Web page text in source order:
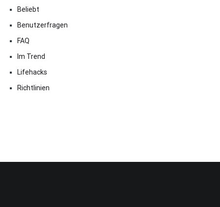
Beliebt
Benutzerfragen
FAQ
Im Trend
Lifehacks
Richtlinien